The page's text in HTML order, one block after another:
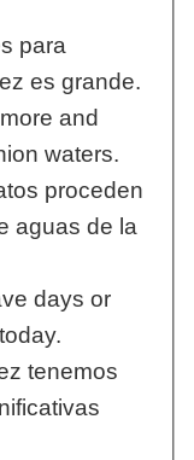
para
es grande.
and
waters.
proceden
aguas de la
days or
tenemos